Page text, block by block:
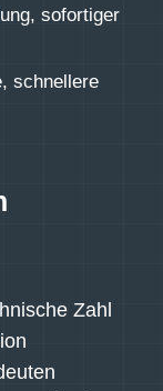
sofortiger
schnellere
Zahl